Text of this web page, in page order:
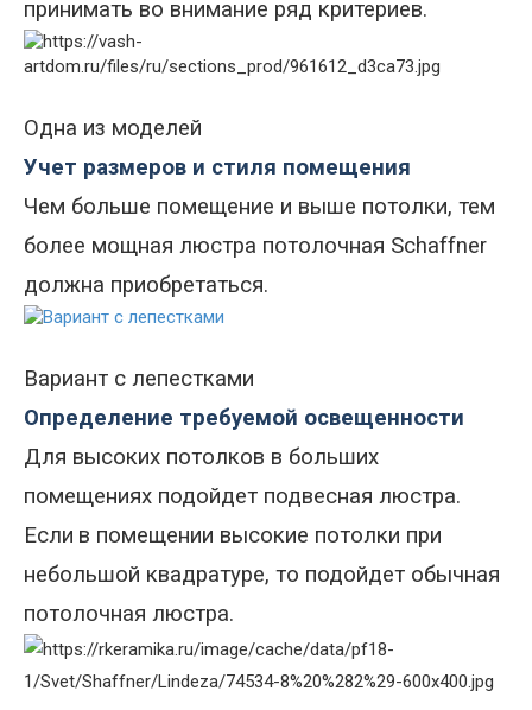
принимать во внимание ряд критериев.
Одна из моделей
Учет размеров и стиля помещения
Чем больше помещение и выше потолки, тем
более мощная люстра потолочная Schaffner
должна приобретаться.
Вариант с лепестками
Определение требуемой освещенности
Для высоких потолков в больших
помещениях подойдет подвесная люстра.
Если в помещении высокие потолки при
небольшой квадратуре, то подойдет обычная
потолочная люстра.